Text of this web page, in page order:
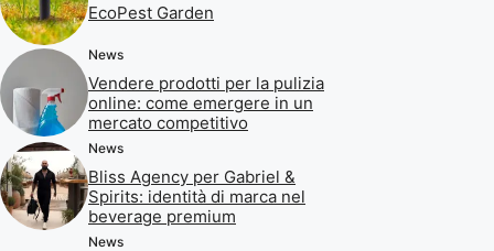
EcoPest Garden
News
Vendere prodotti per la pulizia
online: come emergere in un
mercato competitivo
News
Bliss Agency per Gabriel &
Spirits: identità di marca nel
beverage premium
News